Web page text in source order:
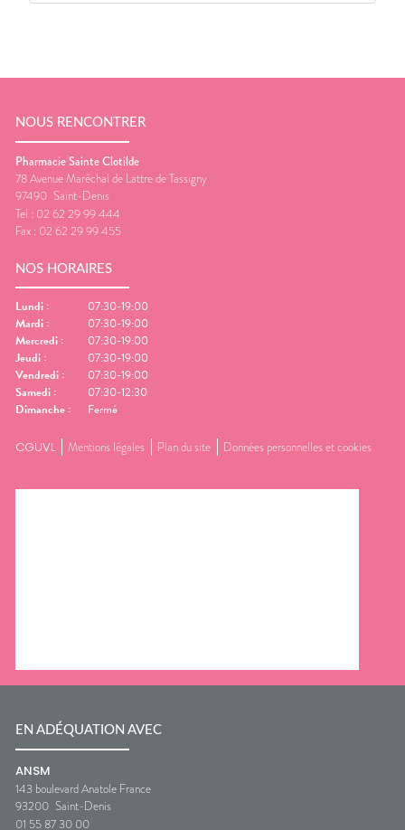
NOUS RENCONTRER
Pharmacie Sainte Clotilde
78 Avenue Maréchal de Lattre de Tassigny
97490 Saint-Denis
Tel : 02 62 29 99 444
Fax : 02 62 29 99 455
NOS HORAIRES
Lundi :
07:30-19:00
Mardi :
07:30-19:00
Mercredi :
07:30-19:00
Jeudi :
07:30-19:00
Vendredi :
07:30-19:00
Samedi :
07:30-12:30
Dimanche : Fermé
CGUVL Mentions légales Plan du site Données personnelles et cookies
EN ADÉQUATION AVEC
ANSM
143 boulevard Anatole France
93200 Saint-Denis
01 55 87 30 00